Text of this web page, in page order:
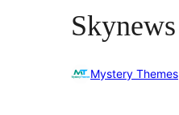
Skynews
Mystery Themes